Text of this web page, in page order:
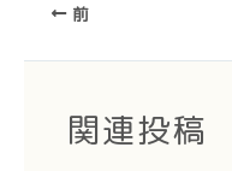
前
関連投稿